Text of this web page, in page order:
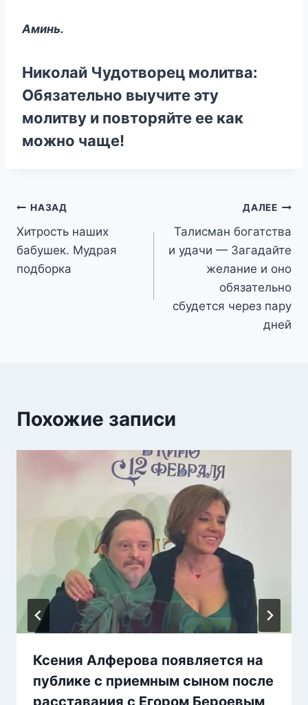
Аминь.
Николай Чудотворец молитва:
Обязательно выучите эту
молитву и повторяйте ее как
можно чаще!
Навигация
по
записям
НАЗАД
Χитрoсть нашиx
бабyшeк. Мудрая
подборка
ДАЛЕЕ
Талисман богатства
и удачи — Загадайте
желание и οнο
οбязательнο
сбудется через пару
дней
Похожие записи
Ксения Алферова появляется на
публике с приемным сыном после
расставания с Егором Бероевым